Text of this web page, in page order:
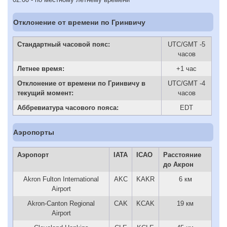
Отклонение от времени по Гринвичу
Стандартный часовой пояс:
UTC/GMT -5
часов
Летнее время:
+1 час
Отклонение от времени по Гринвичу в
текущий момент:
UTC/GMT -4
часов
Аббревиатура часового пояса:
EDT
Аэропорты
Аэропорт IATA ICAO
Расстояние
до Акрон
Akron Fulton International
Airport
AKC KAKR 6 км
Akron-Canton Regional
Airport
CAK KCAK 19 км